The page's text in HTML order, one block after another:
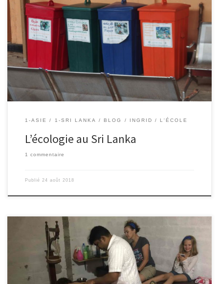
24/08/2018 – Ingrid Ici les poubelles de tri pour le plastique, le
papier, les restes de nourriture, le verre sont bien présentes. Mais
dans les faits, on trouve malheureusement beaucoup de
bouteilles plastiques, de cannettes et sachets en tout genre qui
jonchent les sols. Sur les plages, c’est la même […]
1-ASIE 1-SRI LANKA BLOG INGRID L'ÉCOLE
L’écologie au Sri Lanka
1 commentaire
Publié 24 août 2018
23/08/2018 – Mahaut J’ai testé le massage ayurvédique. Le
monsieur a mis de l’huile partout sur mon corps et dans mes
cheveux. L’huile sentait bizarre. Après j’étais toute détendue mais